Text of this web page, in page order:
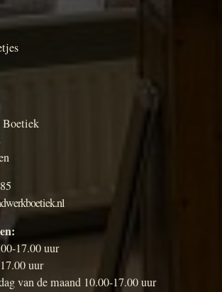
Boetiek
17.00 uur
uur
van de maand 10.00-17.00 uur